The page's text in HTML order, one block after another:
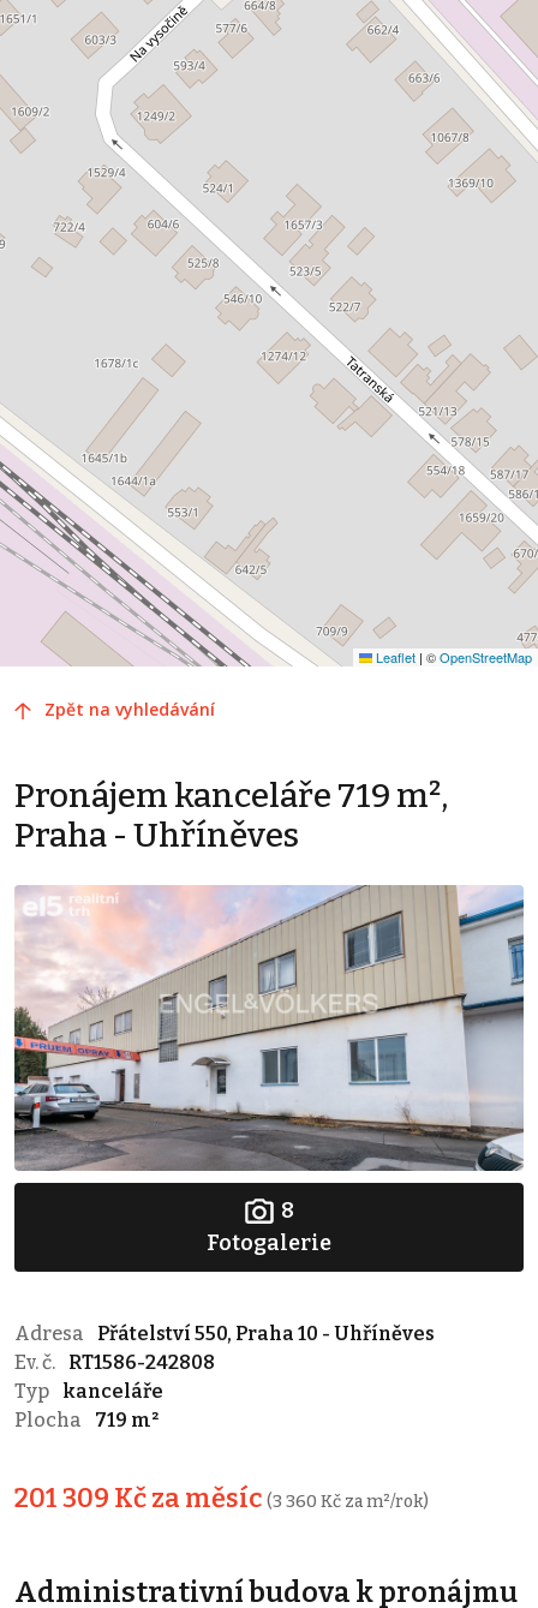
Leaflet | ©OpenStreetMap
Zpět na vyhledávání
Pronájem kanceláře 719 m²,
Praha - Uhříněves
8
Fotogalerie
Adresa
Přátelství 550, Praha 10 - Uhříněves
Ev. č.
RT1586-242808
Typ
kanceláře
Plocha
719 m²
201 309 Kč za měsíc (3 360 Kč za m²/rok)
Administrativní budova k pronájmu